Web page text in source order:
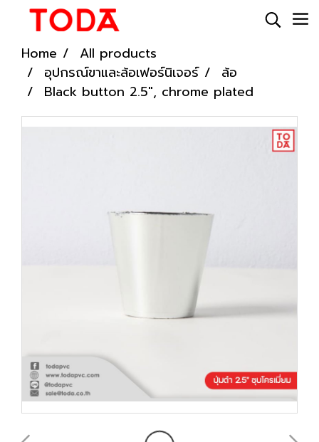
Home
All products
อุปกรณ์ขาและล้อเฟอร์นิเจอร์
ล้อ
Black button 2.5", chrome plated